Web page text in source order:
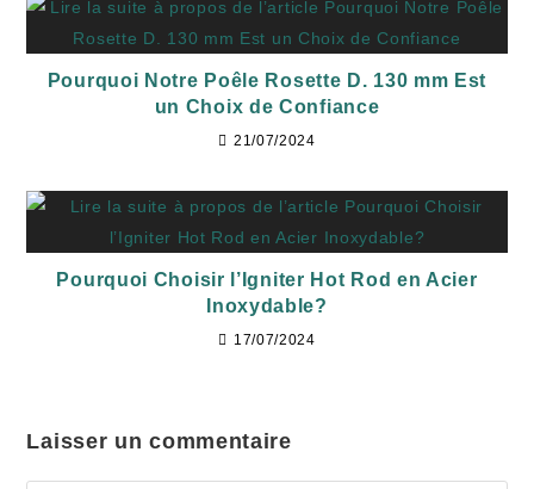
Pourquoi Notre Poêle Rosette D. 130 mm Est
un Choix de Confiance
21/07/2024
Pourquoi Choisir l’Igniter Hot Rod en Acier
Inoxydable?
17/07/2024
Laisser un commentaire